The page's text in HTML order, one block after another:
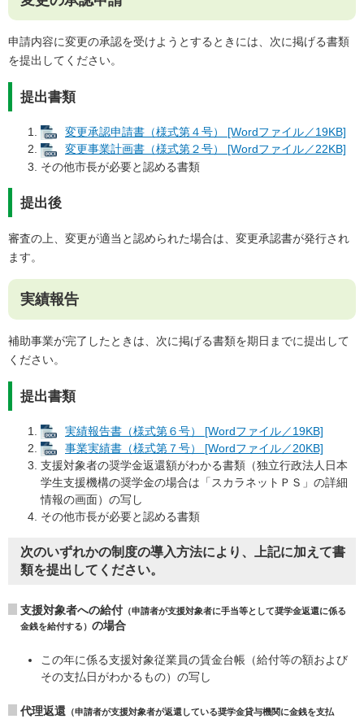
申請内容に変更の承認を受けようとするときには、次に掲げる書類
を提出してください。
提出書類
変更承認申請書（様式第４号） [Wordファイル／19KB]
変更事業計画書（様式第２号） [Wordファイル／22KB]
その他市長が必要と認める書類
提出後
審査の上、変更が適当と認められた場合は、変更承認書が発行され
ます。
実績報告
補助事業が完了したときは、次に掲げる書類を期日までに提出して
ください。
提出書類
実績報告書（様式第６号） [Wordファイル／19KB]
事業実績書（様式第７号） [Wordファイル／20KB]
支援対象者の奨学金返還額がわかる書類（独立行政法人日本
学生支援機構の奨学金の場合は「スカラネットＰＳ」の詳細
情報の画面）の写し
その他市長が必要と認める書類
次のいずれかの制度の導入方法により、上記に加えて書
類を提出してください。
支援対象者への給付 （申請者が支援対象者に手当等として奨学金返還に係る
金銭を給付する） の場合
この年に係る支援対象従業員の賃金台帳（給付等の額および
その支払日がわかるもの）の写し
代理返還 （申請者が支援対象者が返還している奨学金貸与機関に金銭を支払